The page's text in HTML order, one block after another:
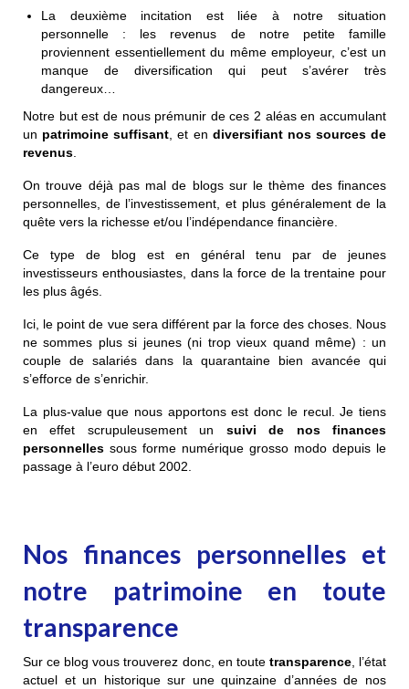
La deuxième incitation est liée à notre situation
personnelle : les revenus de notre petite famille
proviennent essentiellement du même employeur, c’est un
manque de diversification qui peut s’avérer très
dangereux…
Notre but est de nous prémunir de ces 2 aléas en accumulant
un patrimoine suffisant , et en diversifiant nos sources de
revenus
On trouve déjà pas mal de blogs sur le thème des finances
personnelles, de l’investissement, et plus généralement de la
quête vers la richesse et/ou l’indépendance financière.
Ce type de blog est en général tenu par de jeunes
investisseurs enthousiastes, dans la force de la trentaine pour
les plus âgés.
Ici, le point de vue sera différent par la force des choses. Nous
ne sommes plus si jeunes (ni trop vieux quand même) : un
couple de salariés dans la quarantaine bien avancée qui
s’efforce de s’enrichir.
La plus-value que nous apportons est donc le recul. Je tiens
en effet scrupuleusement un suivi de nos finances
personnelles sous forme numérique grosso modo depuis le
passage à l’euro début 2002.
Nos finances personnelles et
notre patrimoine en toute
transparence
Sur ce blog vous trouverez donc, en toute transparence, l’état
actuel et un historique sur une quinzaine d’années de nos